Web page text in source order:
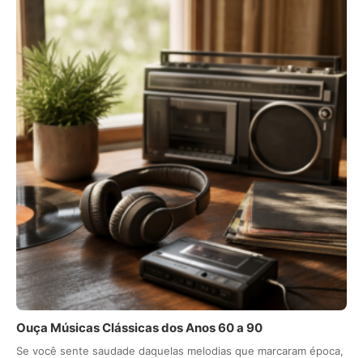
Ouça Músicas Clássicas dos Anos 60 a 90
Se você sente saudade daquelas melodias que marcaram época,